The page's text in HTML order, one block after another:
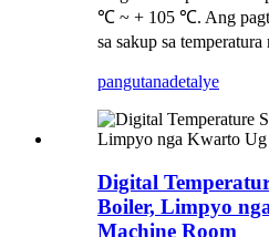
℃ ~ + 105 ℃. Ang
sa sakup sa
pangutanadetalye
Digital
Boiler, Limpyo
Machine Room